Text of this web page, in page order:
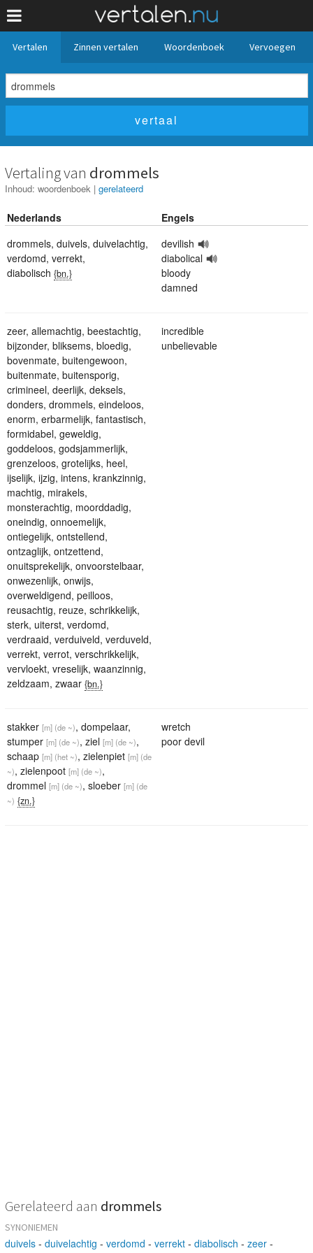
Vertalen Zinnen vertalen Woordenboek Vervoegen
Vertaling van drommels
Inhoud: woordenboek | gerelateerd
Nederlands
Engels
drommels, duivels, duivelachtig,
verdomd, verrekt,
diabolisch {bn.}
devilish
diabolical
bloody
damned
zeer, allemachtig, beestachtig,
bijzonder, bliksems, bloedig,
bovenmate, buitengewoon,
buitenmate, buitensporig,
crimineel, deerlijk, deksels,
donders, drommels, eindeloos,
enorm, erbarmelijk, fantastisch,
formidabel, geweldig,
goddeloos, godsjammerlijk,
grenzeloos, grotelijks, heel,
ijselijk, ijzig, intens, krankzinnig,
machtig, mirakels,
monsterachtig, moorddadig,
oneindig, onnoemelijk,
ontiegelijk, ontstellend,
ontzaglijk, ontzettend,
onuitsprekelijk, onvoorstelbaar,
onwezenlijk, onwijs,
overweldigend, peilloos,
reusachtig, reuze, schrikkelijk,
sterk, uiterst, verdomd,
verdraaid, verduiveld, verduveld,
verrekt, verrot, verschrikkelijk,
vervloekt, vreselijk, waanzinnig,
zeldzaam, zwaar {bn.}
incredible
unbelievable
stakker [m] (de ~), dompelaar,
stumper [m] (de ~), ziel [m] (de ~),
schaap [m] (het ~), zielenpiet [m] (de
~), zielenpoot [m] (de ~),
drommel [m] (de ~), sloeber [m] (de
~) {zn.}
wretch
poor devil
Gerelateerd aan drommels
SYNONIEMEN
duivels - duivelachtig - verdomd - verrekt - diabolisch - zeer -